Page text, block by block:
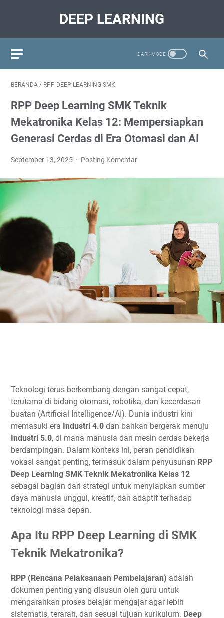
DEEP LEARNING
BERANDA / RPP DEEP LEARNING SMK
RPP Deep Learning SMK Teknik
Mekatronika Kelas 12: Mempersiapkan
Generasi Cerdas di Era Otomasi dan AI
September 13, 2025 Posting Komentar
Teknologi terus berkembang dengan sangat cepat,
terutama di bidang otomasi, robotika, dan kecerdasan
buatan (Artificial Intelligence/AI). Dunia industri kini
memasuki era Industri 4.0 dan bahkan bergerak menuju
Industri 5.0, di mana manusia dan mesin cerdas bekerja
berdampingan. Dalam konteks ini, peran pendidikan
vokasi sangat penting, termasuk dalam penyusunan RPP
Deep Learning SMK Teknik Mekatronika Kelas 12
sebagai bagian dari strategi untuk menyiapkan sumber
daya manusia unggul, kreatif, dan adaptif terhadap
teknologi masa depan.
Apa Itu RPP Deep Learning di SMK
Teknik Mekatronika?
RPP (Rencana Pelaksanaan Pembelajaran) adalah
dokumen penting yang disusun oleh guru untuk
mengarahkan proses belajar mengajar agar lebih
sistematis, terarah, dan sesuai tujuan kurikulum. Deep